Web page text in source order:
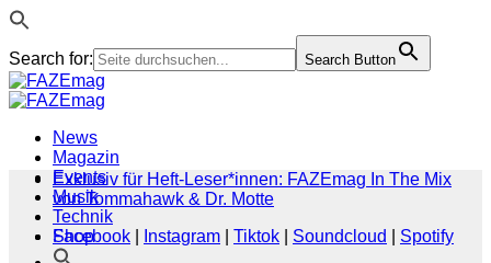
Search for: Search Button
Zum
Inhalt
News
Magazin
Events
Musik
Technik
Shop
Exklusiv für Heft-Leser*innen: FAZEmag In The Mix
von Tommahawk & Dr. Motte
Facebook
Instagram Tiktok Soundcloud
Spotify